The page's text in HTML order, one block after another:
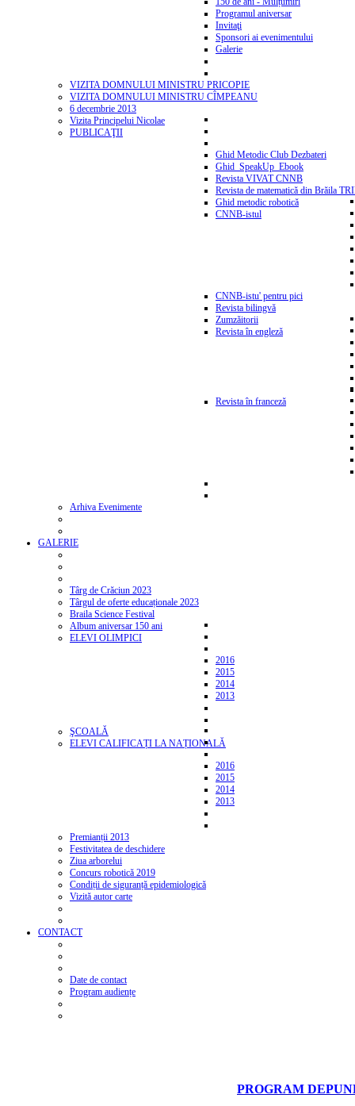
Programul aniversar
Invitaţi
Sponsori ai evenimentului
Galerie
VIZITA DOMNULUI MINISTRU PRICOPIE
VIZITA DOMNULUI MINISTRU CÎMPEANU
6 decembrie 2013
Vizita Principelui Nicolae
PUBLICAŢII
Ghid Metodic Club Dezbateri
Ghid_SpeakUp_Ebook
Revista VIVAT CNNB
Revista de matematică din Brăila
Ghid metodic robotică
CNNB-istul
CNNB-istu' pentru pici
Revista bilingvă
Zumzăitorii
Revista în engleză
Revista în franceză
Arhiva Evenimente
GALERIE
Târg de Crăciun 2023
Târgul de oferte educaționale 2023
Braila Science Festival
Album aniversar 150 ani
ELEVI OLIMPICI
2016
2015
2014
2013
ŞCOALĂ
ELEVI CALIFICAȚI LA NAȚIONALĂ
2016
2015
2014
2013
Premianții 2013
Festivitatea de deschidere
Ziua arborelui
Concurs robotică 2019
Condiții de siguranță epidemiologică
Vizită autor carte
CONTACT
Date de contact
Program audiențe
PROGRAM